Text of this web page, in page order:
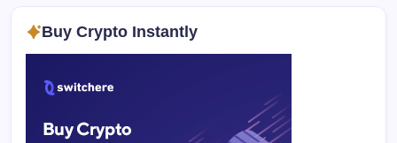
Buy Crypto Instantly